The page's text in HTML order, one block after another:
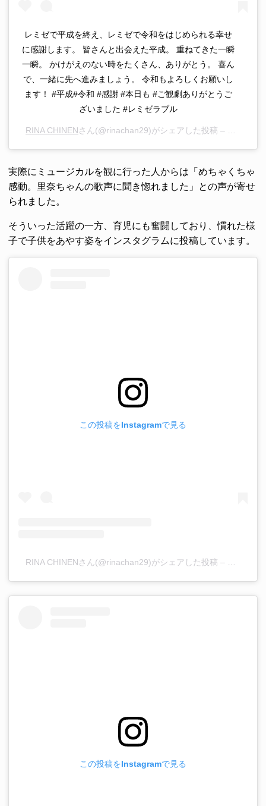
レミゼで平成を終え、レミゼで令和をはじめられる幸せ
に感謝します。 皆さんと出会えた平成。 重ねてきた一瞬
一瞬。 かけがえのない時をたくさん、ありがとう。 喜ん
で、一緒に先へ進みましょう。 令和もよろしくお願いし
ます！ #平成#令和 #感謝 #本日も #ご観劇ありがとうご
ざいました #レミゼラブル
RINA CHINENさん(@rinachan29)がシェアした投稿 –
実際にミュージカルを観に行った人からは「めちゃくちゃ
感動。里奈ちゃんの歌声に聞き惚れました」との声が寄せ
られました。
そういった活躍の一方、育児にも奮闘しており、慣れた様
子で子供をあやす姿をインスタグラムに投稿しています。
この投稿をInstagramで見る
RINA CHINENさん(@rinachan29)がシェアした投稿 –
この投稿をInstagramで見る